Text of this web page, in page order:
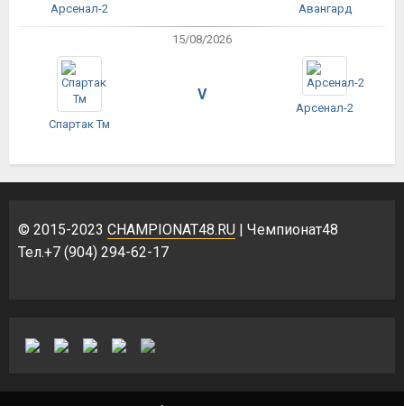
Арсенал-2 Авангард
15/08/2026
Спартак Тм
V
Арсенал-2
© 2015-2023 CHAMPIONAT48.RU | Чемпионат48
Тел.+7 (904) 294-62-17